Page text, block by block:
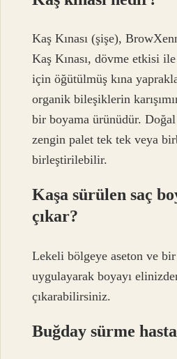
Kaş Kınası (şişe),
Kaş Kınası, dövme etkisi
için öğütülmüş kına
organik bileşiklerin
bir boyama ürünüdür.
zengin palet tek tek veya
birleştirilebilir.
Kaşa sürülen saç
çıkar?
Lekeli bölgeye aseton ve
uygulayarak boyayı
çıkarabilirsiniz.
Buğday sürme